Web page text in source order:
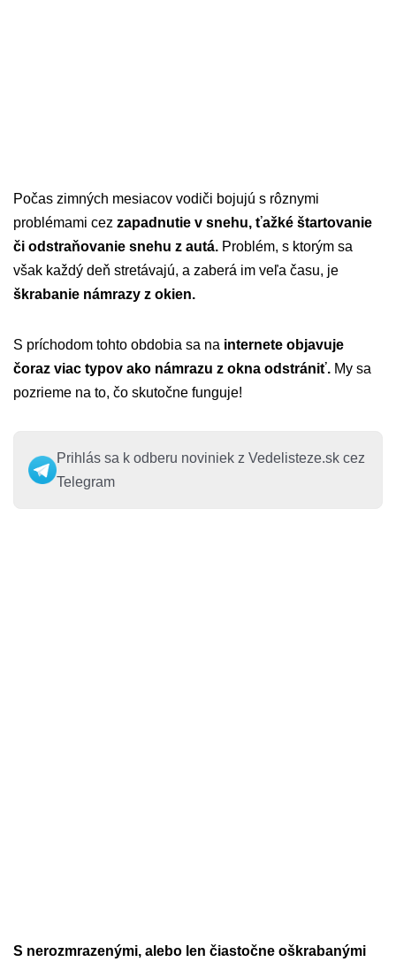
Počas zimných mesiacov vodiči bojujú s rôznymi
problémami cez zapadnutie v snehu, ťažké štartovanie
či odstraňovanie snehu z autá. Problém, s ktorým sa
však každý deň stretávajú, a zaberá im veľa času, je
škrabanie námrazy z okien.
S príchodom tohto obdobia sa na internete objavuje
čoraz viac typov ako námrazu z okna odstrániť. My sa
pozrieme na to, čo skutočne funguje!
Prihlás sa k odberu noviniek z Vedelisteze.sk cez
Telegram
S nerozmrazenými, alebo len čiastočne oškrabanými